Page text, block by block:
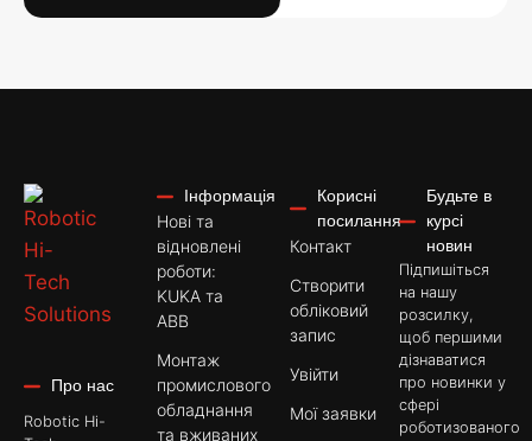
Про нас
Robotic Hi-
Інформація
Нові та
відновлені
роботи:
KUKA та
ABB
Монтаж
промислового
обладнання
та вживаних
Корисні
посилання
Контакт
Створити
обліковий
запис
Увійти
Мої заявки
Будьте в
курсі
новин
Підпишіться
на нашу
розсилку,
щоб першими
дізнаватися
про новинки у
сфері
роботизованого